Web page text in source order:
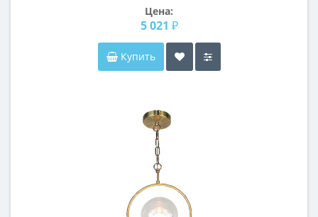
Цена:
5 021 ₽
Купить